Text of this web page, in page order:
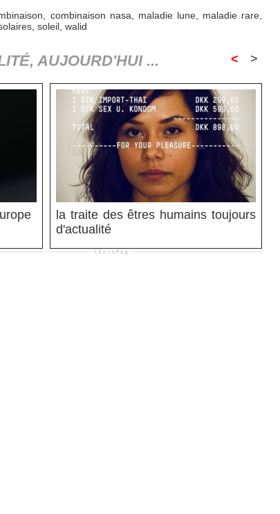
combinaison nasa maladie lune, maladie rare
soleil walid
AUJOURD'HUI ... < >
la traite des êtres humains toujours
d'actualité